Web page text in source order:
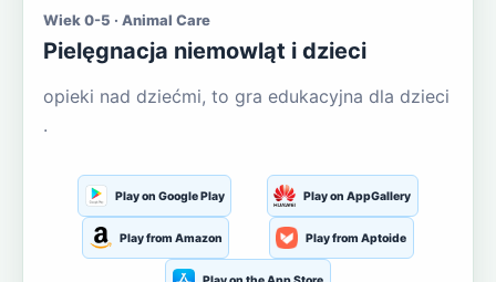
Wiek 0-5 · Animal Care
Pielęgnacja niemowląt i dzieci
opieki nad dziećmi, to gra edukacyjna dla dzieci
.
Play on Google Play Play on AppGallery
Play from Amazon Play from Aptoide